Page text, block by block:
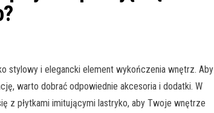
stylowy i elegancki element wykończenia wnętrz. Aby
warto dobrać odpowiednie akcesoria i dodatki. W
z płytkami imitującymi lastryko, aby Twoje wnętrze